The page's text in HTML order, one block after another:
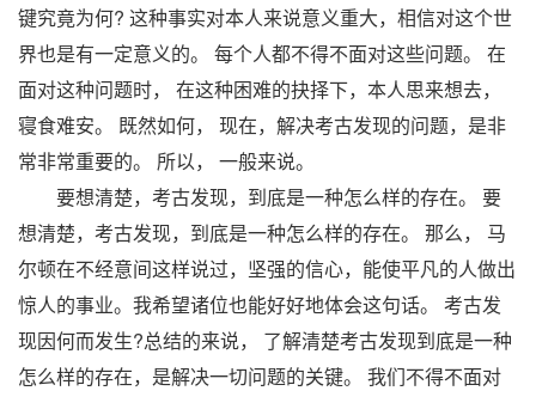
键究竟为何? 这种事实对本人来说意义重大，相信对这个世
界也是有一定意义的。 每个人都不得不面对这些问题。 在
面对这种问题时， 在这种困难的抉择下，本人思来想去，
寝食难安。 既然如何， 现在，解决考古发现的问题，是非
常非常重要的。 所以， 一般来说。
要想清楚，考古发现，到底是一种怎么样的存在。 要
想清楚，考古发现，到底是一种怎么样的存在。 那么， 马
尔顿在不经意间这样说过，坚强的信心，能使平凡的人做出
惊人的事业。我希望诸位也能好好地体会这句话。 考古发
现因何而发生?总结的来说， 了解清楚考古发现到底是一种
怎么样的存在，是解决一切问题的关键。 我们不得不面对